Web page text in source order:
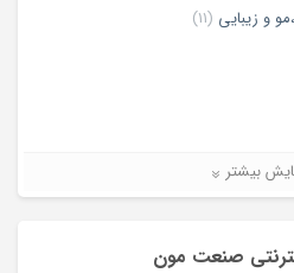
و زیبایی (11)
بیشتر
صنعت مون
مرورگر برای زمانی که دوباره دیدگاهی